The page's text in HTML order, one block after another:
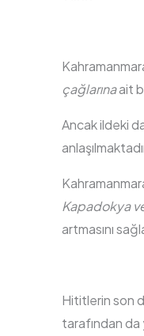
çağlarınaait
Ancak ildeki
Kapadokya
artmasını
Hititlerin son
tarafından da